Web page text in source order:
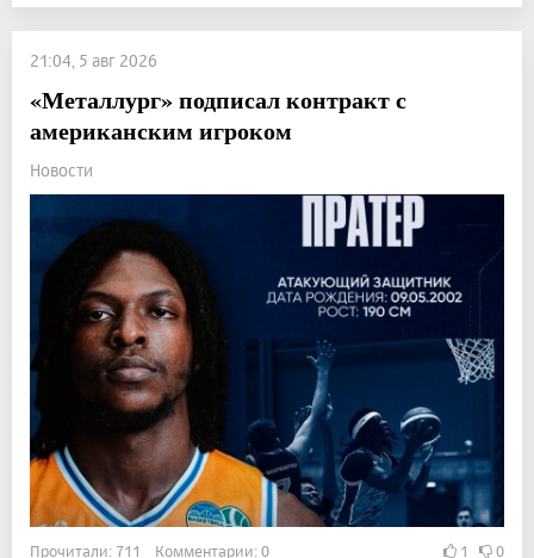
21:04, 5 авг 2026
«Металлург» подписал контракт с
американским игроком
Новости
Прочитали: 711 Комментарии: 0 1 0